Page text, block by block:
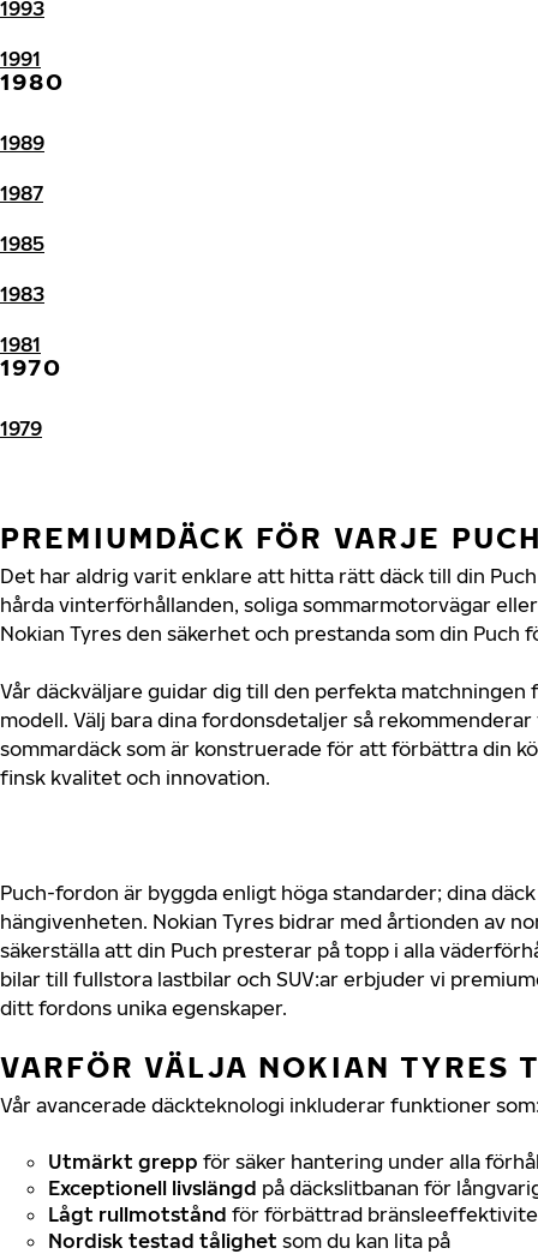
1993
1991
1980
1989
1987
1985
1983
1981
1970
1979
PREMIUMDÄCK FÖR VARJE
Det har aldrig varit enklare att hitta rätt däck till din
hårda vinterförhållanden, soliga sommarmotorvägar
Nokian Tyres den säkerhet och prestanda som din Puch
Vår däckväljare guidar dig till den perfekta matchningen
modell. Välj bara dina fordonsdetaljer så
sommardäck som är konstruerade för att förbättra din
finsk kvalitet och innovation.
Puch-fordon är byggda enligt höga standarder; dina
hängivenheten. Nokian Tyres bidrar med årtionden av
säkerställa att din Puch presterar på topp i alla
bilar till fullstora lastbilar och SUV:ar erbjuder vi
ditt fordons unika egenskaper.
VARFÖR VÄLJA NOKIAN TYRES
Vår avancerade däckteknologi inkluderar funktioner
Utmärkt grepp för säker hantering under alla
Exceptionell livslängd på däckslitbanan för
Lågt rullmotstånd för förbättrad
Nordisk testad tålighet som du kan lita på